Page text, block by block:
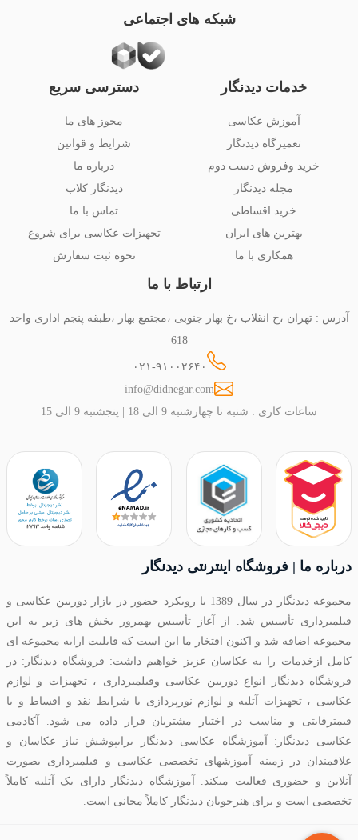
خدمات دیدنگار
آموزش عکاسی
تعمیرگاه دیدنگار
خرید وفروش دست دوم
مجله دیدنگار
خرید اقساطی
بهترین های ایران
همکاری با ما
دسترسی سریع
مجوز های ما
شرایط و قوانین
درباره ما
دیدنگار کلاب
تماس با ما
تجهیزات عکاسی برای شروع
نحوه ثبت سفارش
ارتباط با ما
آدرس : تهران ،خ انقلاب ،خ بهار جنوبی ،مجتمع بهار ،طبقه پنجم اداری واحد
618
۰۲۱-۹۱۰۰۲۶۴۰
info@didnegar.com
ساعات کاری : شنبه تا چهارشنبه 9 الی 18 | پنجشنبه 9 الی 15
شبکه های اجتماعی
درباره ما | فروشگاه اینترنتی دیدنگار
مجموعه دیدنگار در سال 1389 با رویکرد حضور در بازار دوربین عکاسی و
فیلمبرداری تأسیس شد. از آغاز تأسیس بهمرور بخش های زیر به این
مجموعه اضافه شد و اکنون افتخار ما این است که قابلیت ارایه مجموعه ای
کامل ازخدمات را به عکاسان عزیز خواهیم داشت: فروشگاه دیدنگار: در
فروشگاه دیدنگار انواع دوربین عکاسی وفیلمبرداری ، تجهیزات و لوازم
عکاسی ، تجهیزات آتلیه و لوازم نورپردازی با شرایط نقد و اقساط و با
قیمترقابتی و مناسب در اختیار مشتریان قرار داده می شود. آکادمی
عکاسی دیدنگار: آموزشگاه عکاسی دیدنگار برایپوشش نیاز عکاسان و
علاقمندان در زمینه آموزشهای تخصصی عکاسی و فیلمبرداری بصورت
آنلاین و حضوری فعالیت میکند. آموزشگاه دیدنگار دارای یک آتلیه کاملاً
تخصصی است و برای هنرجویان دیدنگار کاملاً مجانی است.